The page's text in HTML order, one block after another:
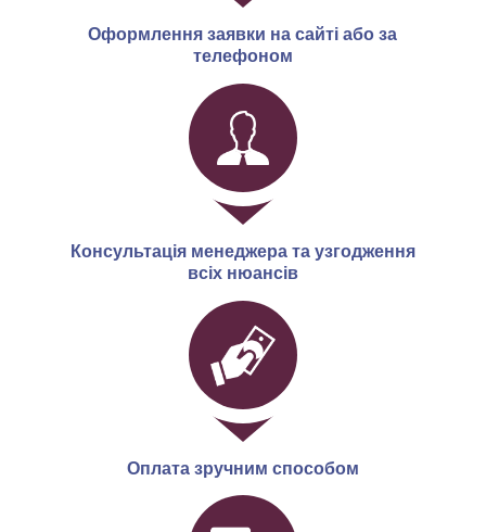
Оформлення заявки на сайті або за
телефоном
Консультація менеджера та узгодження
всіх нюансів
Оплата зручним способом